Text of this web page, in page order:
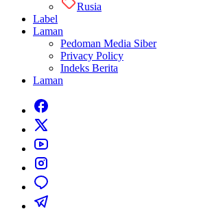
Rusia
Label
Laman
Pedoman Media Siber
Privacy Policy
Indeks Berita
Laman